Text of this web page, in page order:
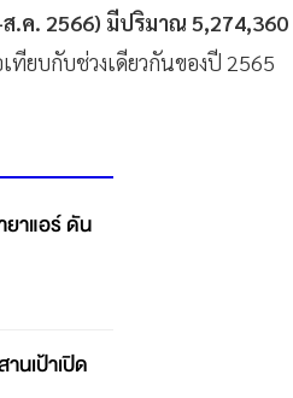
.ค. 2566) มีปริมาณ 5,274,360
ทียบกับช่วงเดียวกันของปี 2565
าแอร์ ดัน
นเป้าเปิด